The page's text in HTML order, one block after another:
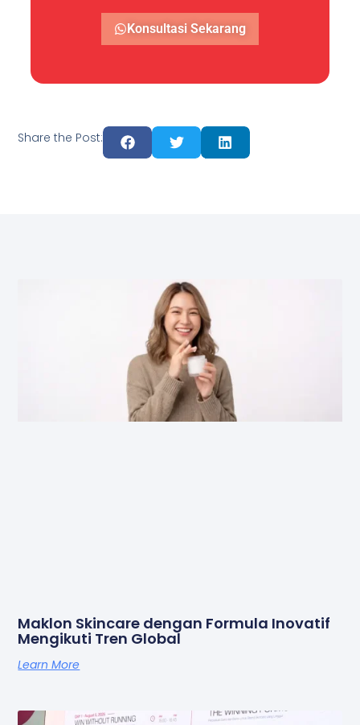
Konsultasi Sekarang
Share the Post:
Maklon Skincare dengan Formula Inovatif
Mengikuti Tren Global
Learn More